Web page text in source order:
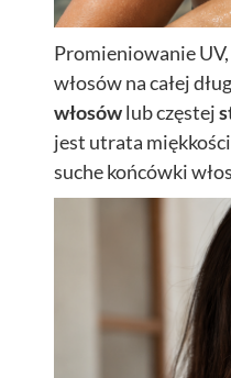
Promieniowanie UV,
włosów na całej
włosówlub częstej
jest utrata
suche końcówki